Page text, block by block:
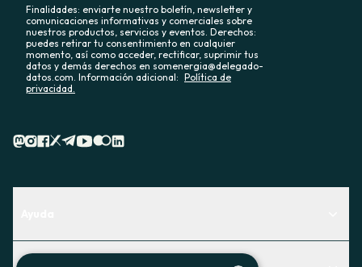
Finalidades: enviarte nuestro boletín, newsletter y
comunicaciones informativas y comerciales sobre
nuestros productos, servicios y eventos. Derechos:
puedes retirar tu consentimiento en cualquier
momento, así como acceder, rectificar, suprimir tus
datos y demás derechos en somenergia@delegado-
datos.com. Información adicional: Política de
privacidad.